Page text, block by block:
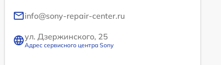
info@sony-repair-center.ru
ул. Дзержинского, 25
Адрес сервисного центра Sony